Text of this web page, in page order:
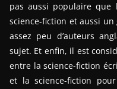
pas aussi populaire
science-fiction et aussi
assez peu d’auteurs
sujet. Et enfin, il est
entre la science-fiction
et la science-fiction